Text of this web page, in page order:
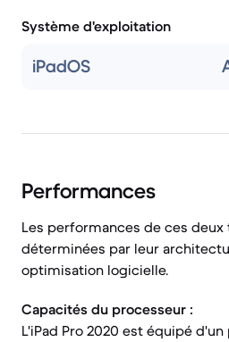
Système d'exploitation
iPadOS
Performances
Les performances de ces
déterminées par leur
optimisation logicielle.
Capacités du processeur :
L'iPad Pro 2020 est équipé